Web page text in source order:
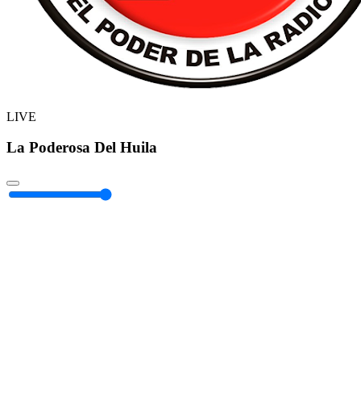
LIVE
La Poderosa Del Huila